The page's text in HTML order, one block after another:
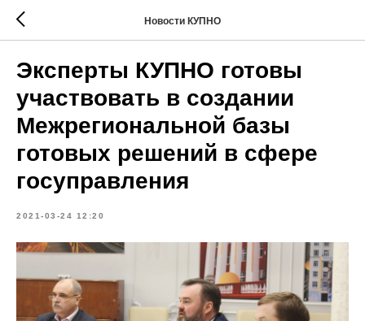
Новости КУПНО
Эксперты КУПНО готовы
участвовать в создании
Межрегиональной базы
готовых решений в сфере
госуправления
2021-03-24 12:20